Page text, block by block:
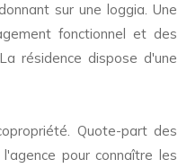
sur une loggia. Une
fonctionnel et des
résidence dispose d'une
Quote-part des
pour connaître les